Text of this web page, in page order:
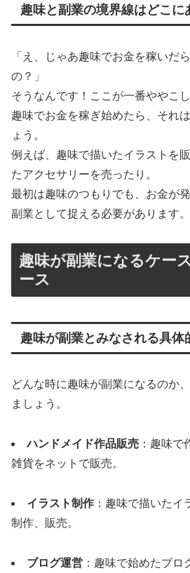
趣味と副業の境界線はどこに
「え、じゃあ趣味でお金を稼いだ
の？」
そうなんです！ここが一番ややこし
趣味でお金を稼ぎ始めたら、それ
ょう。
例えば、趣味で描いたイラストを
たアクセサリーを売ったり。
最初は趣味のつもりでも、お金が
副業として捉える必要があります。
趣味が副業になるケー
ース
趣味が副業とみなされる具体
どんな時に趣味が副業になるのか
ましょう。
ハンドメイド作品販売 ：趣味で
雑貨をネットで販売。
イラスト制作 ：趣味で描いたイ
制作、販売。
ブログ運営 ：趣味で始めたブ